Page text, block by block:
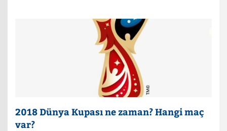
2018 Dünya Kupası ne zaman? Hangi maç
var?